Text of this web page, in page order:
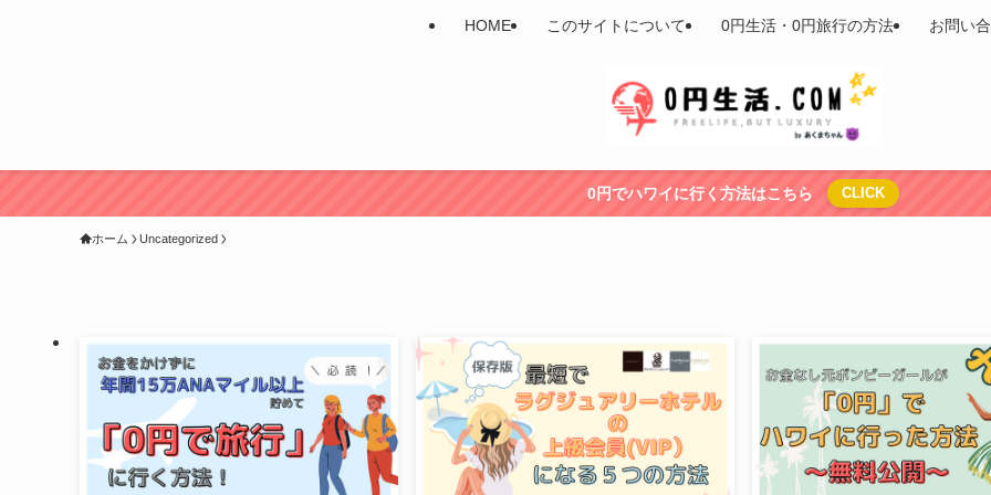
HOME このサイトについて 0円生活・0円旅行の方法 お問い
0円でハワイに行く方法はこちら CLICK
ホーム Uncategorized